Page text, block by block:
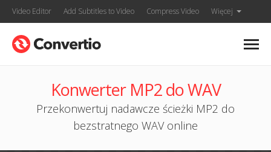
Video Editor Add Subtitles to Video Compress Video Więcej
Konwerter MP2 do WAV
Przekonwertuj nadawcze ścieżki MP2 do
bezstratnego WAV online